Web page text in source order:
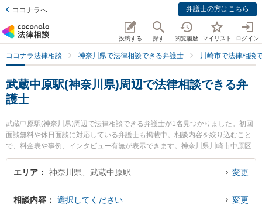
ココナラへ 弁護士の方はこちら
投稿する 探す 閲覧履歴 マイリスト ログイン
ココナラ法律相談 神奈川県で法律相談できる弁護士 川崎市で法律相談
武蔵中原駅(神奈川県)周辺で法律相談できる弁
護士
武蔵中原駅(神奈川県)周辺で法律相談できる弁護士が1名見つかりました。初回
面談無料や休日面談に対応している弁護士も掲載中。相談内容を絞り込むこと
で、料金表や事例、インタビュー有無が表示できます。神奈川県川崎市中原区
に所在する武蔵中原駅はJR南武線沿線の駅です。より多くの弁護士から探した
いときは市区町村検索や同一路線のより大きな駅も追加選択して探すと良いで
やすい武蔵中原駅周辺に事務所を構える弁護士に面談予約したい』『誹謗中傷
エリア 神奈川県、武蔵中原駅 変更
相談内容 選択してください 変更